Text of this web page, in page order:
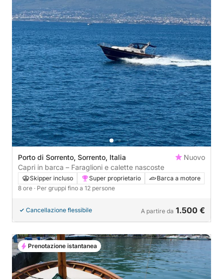
Porto di Sorrento, Sorrento, Italia
Nuovo
Capri in barca – Faraglioni e calette nascoste
Skipper incluso Super proprietario
Barca a motore
8 ore · Per gruppi fino a 12 persone
Cancellazione flessibile A partire da 1.500 €
Prenotazione istantanea